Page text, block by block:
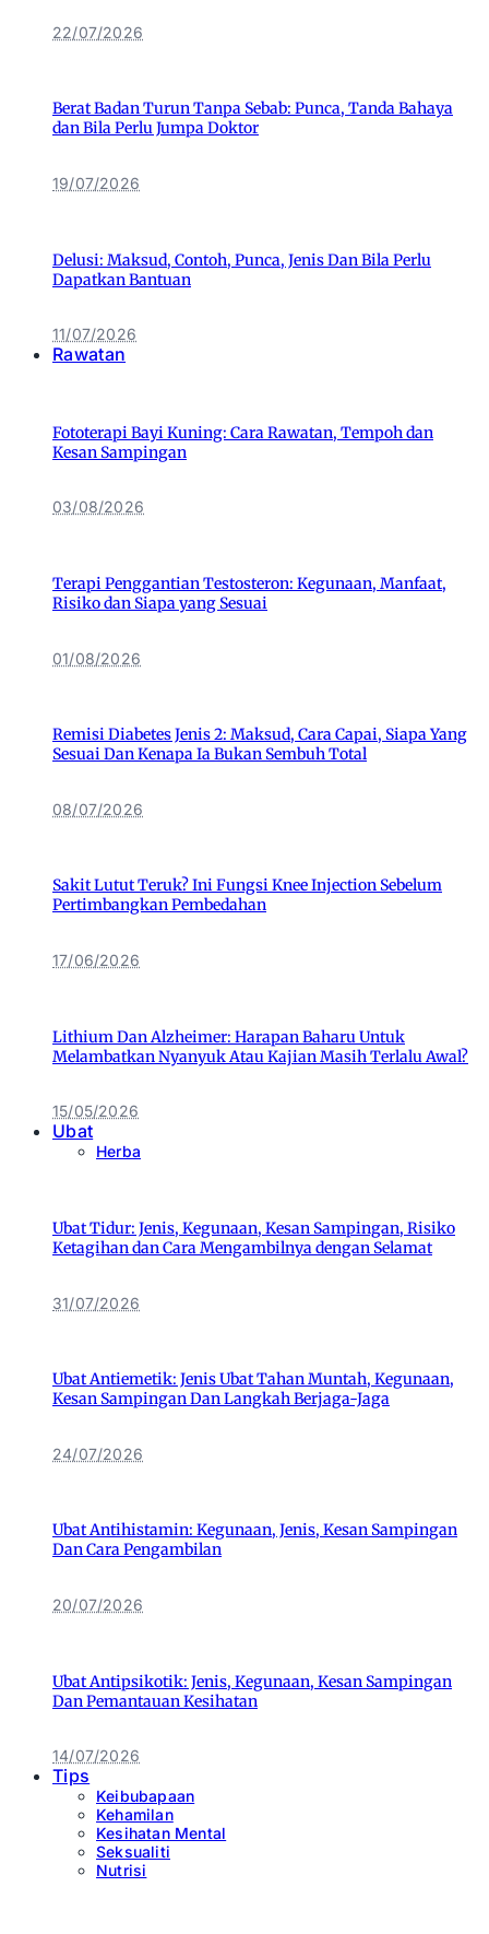
22/07/2026
Berat Badan Turun Tanpa Sebab: Punca, Tanda Bahaya
dan Bila Perlu Jumpa Doktor
19/07/2026
Delusi: Maksud, Contoh, Punca, Jenis Dan Bila Perlu
Dapatkan Bantuan
11/07/2026
Rawatan
Fototerapi Bayi Kuning: Cara Rawatan, Tempoh dan
Kesan Sampingan
03/08/2026
Terapi Penggantian Testosteron: Kegunaan, Manfaat,
Risiko dan Siapa yang Sesuai
01/08/2026
Remisi Diabetes Jenis 2: Maksud, Cara Capai, Siapa Yang
Sesuai Dan Kenapa Ia Bukan Sembuh Total
08/07/2026
Sakit Lutut Teruk? Ini Fungsi Knee Injection Sebelum
Pertimbangkan Pembedahan
17/06/2026
Lithium Dan Alzheimer: Harapan Baharu Untuk
Melambatkan Nyanyuk Atau Kajian Masih Terlalu Awal?
15/05/2026
Ubat
Herba
Ubat Tidur: Jenis, Kegunaan, Kesan Sampingan, Risiko
Ketagihan dan Cara Mengambilnya dengan Selamat
31/07/2026
Ubat Antiemetik: Jenis Ubat Tahan Muntah, Kegunaan,
Kesan Sampingan Dan Langkah Berjaga-Jaga
24/07/2026
Ubat Antihistamin: Kegunaan, Jenis, Kesan Sampingan
Dan Cara Pengambilan
20/07/2026
Ubat Antipsikotik: Jenis, Kegunaan, Kesan Sampingan
Dan Pemantauan Kesihatan
14/07/2026
Tips
Keibubapaan
Kehamilan
Kesihatan Mental
Seksualiti
Nutrisi